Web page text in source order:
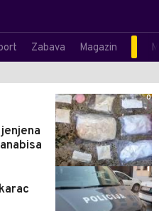
Zabava Magazin
0
1